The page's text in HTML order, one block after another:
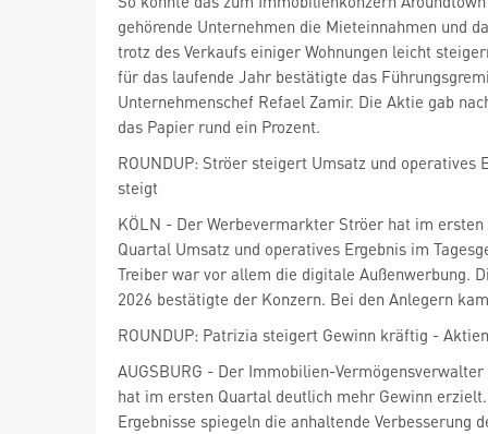
gehörende Unternehmen die Mieteinnahmen und
trotz des Verkaufs einiger Wohnungen leicht
für das laufende Jahr bestätigte das
Unternehmenschef Refael Zamir. Die Aktie gab
das Papier rund ein Prozent.
ROUNDUP: Ströer steigert Umsatz und operatives
steigt
KÖLN - Der Werbevermarkter Ströer hat im ersten
Quartal Umsatz und operatives Ergebnis im
Treiber war vor allem die digitale Außenwerbung.
2026 bestätigte der Konzern. Bei den Anlegern
ROUNDUP: Patrizia steigert Gewinn kräftig -
AUGSBURG - Der Immobilien-
hat im ersten Quartal deutlich mehr Gewinn
Ergebnisse spiegeln die anhaltende Verbesserung